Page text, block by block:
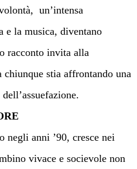
un’intensa
e la musica, diventano
racconto invita alla
stia affrontando una
negli anni ’90, cresce nei
vivace e socievole non